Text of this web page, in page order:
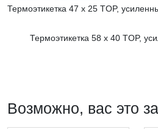
Термоэтикетка 47 х 25 TOP,
Термоэтикетка 58 х 40 TOP,
Возможно, вас это